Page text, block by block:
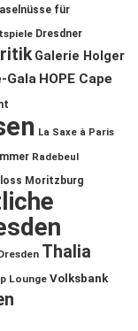
für
Dresdner
Galerie Holger
Gala HOPE Cape
La Saxe à Paris
Radebeul
Moritzburg
Thalia
Lounge Volksbank